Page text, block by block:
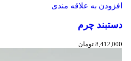
افزودن به علاقه مندی
دستبند چرم
8,412,000 تومان